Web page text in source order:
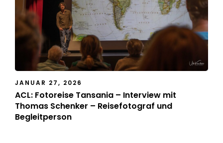
JANUAR 27, 2026
ACL: Fotoreise Tansania – Interview mit
Thomas Schenker – Reisefotograf und
Begleitperson